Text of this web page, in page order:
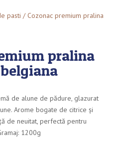
pasti / Cozonac premium pralina
pralina
de alune de pădure, glazurat
Arome bogate de citrice și
de neuitat, perfectă pentru
1200g